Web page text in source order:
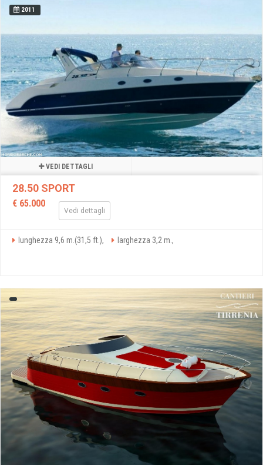
2011
VEDI DETTAGLI
28.50 SPORT
€ 65.000
Vedi dettagli
lunghezza 9,6 m.(31,5 ft.), larghezza 3,2 m.,